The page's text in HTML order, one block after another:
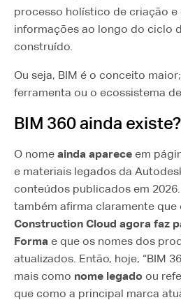
processo holístico de criação
informações ao longo do ciclo
construído.
Ou seja, BIM é o conceito
ferramenta ou o ecossistema
BIM 360 ainda existe?
O nome ainda aparece em
e materiais legados da
conteúdos publicados em
também afirma claramente que
Construction Cloud agora faz
Forma e que os nomes dos
atualizados. Então, hoje, “BIM
mais como nome legado ou
que como a principal marca